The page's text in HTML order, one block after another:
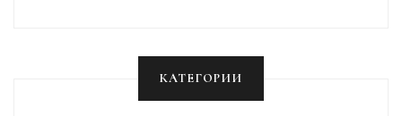
КАТЕГОРИИ